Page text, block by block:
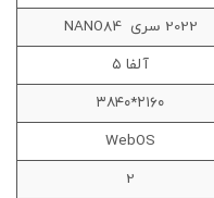
2022 سری NANO84
آلفا ۵
۲۱۶۰*۳۸۴۰
WebOS
2